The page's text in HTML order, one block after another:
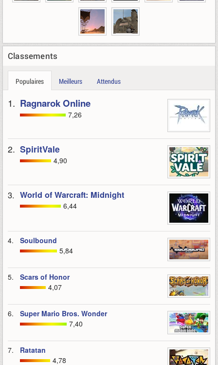
Classements
Populaires Meilleurs Attendus
1. Ragnarok Online
7,26
2. SpiritVale
4,90
3. World of Warcraft: Midnight
6,44
4.
Soulbound
5,84
5.
Scars of Honor
4,07
6.
Super Mario Bros. Wonder
7,40
7.
Ratatan
4,78